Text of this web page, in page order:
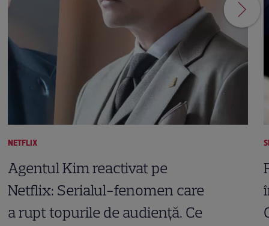
NETFLIX
Agentul Kim reactivat pe
Netflix: Serialul-fenomen care
a rupt topurile de audiență. Ce